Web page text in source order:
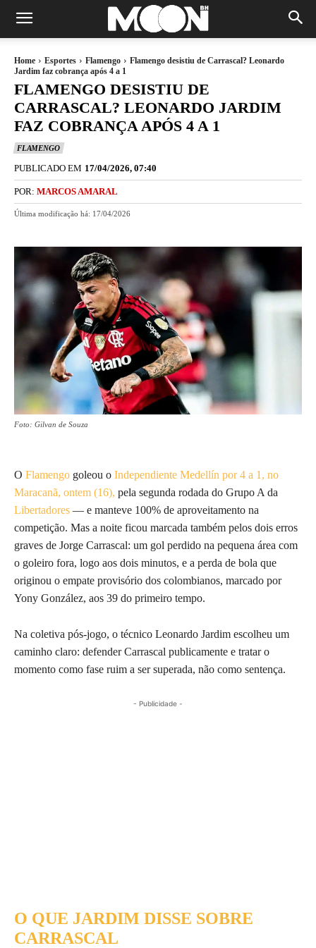
Home Esportes Flamengo
Flamengo desistiu de Carrascal? Leonardo
Jardim faz cobrança após 4 a 1
FLAMENGO DESISTIU DE
CARRASCAL? LEONARDO JARDIM
FAZ COBRANÇA APÓS 4 A 1
FLAMENGO
PUBLICADO EM 17/04/2026, 07:40
POR: MARCOS AMARAL
Última modificação há: 17/04/2026
Foto: Gilvan de Souza
O Flamengo goleou o Independiente Medellín por 4 a 1, no
Maracanã, ontem (16), pela segunda rodada do Grupo A da
Libertadores — e manteve 100% de aproveitamento na
competição. Mas a noite ficou marcada também pelos dois erros
graves de Jorge Carrascal: um gol perdido na pequena área com
o goleiro fora, logo aos dois minutos, e a perda de bola que
originou o empate provisório dos colombianos, marcado por
Yony González, aos 39 do primeiro tempo.
Na coletiva pós-jogo, o técnico Leonardo Jardim escolheu um
caminho claro: defender Carrascal publicamente e tratar o
momento como fase ruim a ser superada, não como sentença.
- Publicidade -
O QUE JARDIM DISSE SOBRE
CARRASCAL